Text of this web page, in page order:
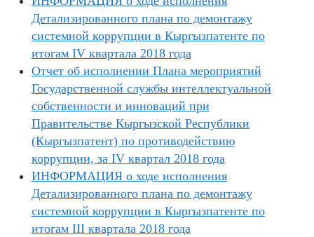
Детализированного плана по демонтажу
системной коррупции в Кыргызпатенте по
итогам IV квартала 2018 года
Отчет об исполнении Плана мероприятий
Государственной службы интеллектуальной
собственности и инноваций при
Правительстве Кыргызской Республики
(Кыргызпатент) по противодействию
коррупции, за IV квартал 2018 года
ИНФОРМАЦИЯ о ходе исполнения
Детализированного плана по демонтажу
системной коррупции в Кыргызпатенте по
итогам III квартала 2018 года